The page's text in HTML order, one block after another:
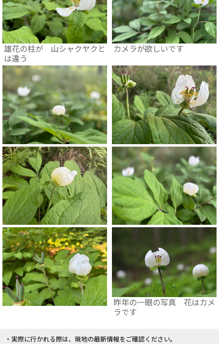
雄花の柱が 山シャクヤクと
は違う
カメラが欲しいです
昨年の一眼の写真 花はカメ
ラです
・実際に行かれる際は、現地の最新情報をご確認ください。